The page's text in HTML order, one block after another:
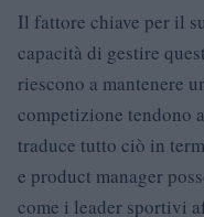
Il fattore chiave per il
capacità di gestire
riescono a mantenere
competizione tendono
traduce tutto ciò in
e product manager
come i leader sportivi